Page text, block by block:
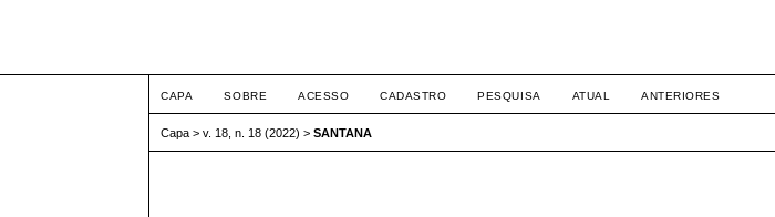
CAPA SOBRE ACESSO CADASTRO PESQUISA ATUAL ANTERIORES
Capa >v. 18, n. 18 (2022) >SANTANA